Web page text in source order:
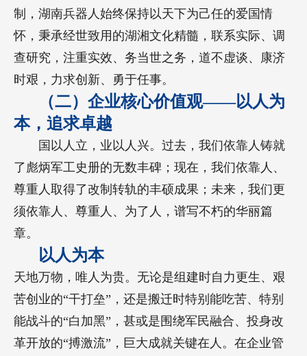
制，湖南兵器人始终保持以天下为己任的爱国情
怀，秉承经世致用的湖湘文化精髓，联系实际、调
查研究，注重实效、务当世之务，道不虚谈、康济
时艰，力求创新、勇于任事。
（二）企业核心价值观——以人为
本，追求卓越
国以人立，业以人兴。过去，我们依靠人铸就
了彪炳军工史册的无数丰碑；现在，我们依靠人、
尊重人取得了改制转轨的丰硕成果；未来，我们更
须依靠人、尊重人、为了人，谱写不朽的华丽篇
章。
以人为本
天地万物，唯人为贵。无论是组建时自力更生、艰
苦创业的“干打垒”，还是搬迁时特别能吃苦、特别
能战斗的“白加黑”，甚或是围绕军民融合、投身改
革开放的“搏激流”，巨大成就关键在人。在企业管